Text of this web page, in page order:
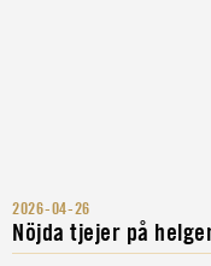
2026-04-26
Nöjda tjejer på